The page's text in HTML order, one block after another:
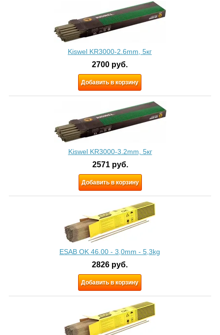
Kiswel KR3000-2.6mm, 5кг
2700 руб.
Добавить в корзину
Kiswel KR3000-3.2mm, 5кг
2571 руб.
Добавить в корзину
ESAB OK 46.00 - 3,0mm - 5,3kg
2826 руб.
Добавить в корзину